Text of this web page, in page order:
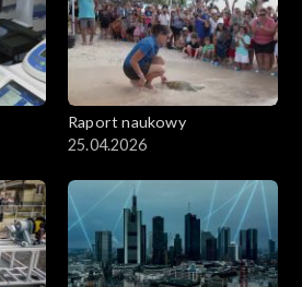
Raport naukowy
25.04.2026